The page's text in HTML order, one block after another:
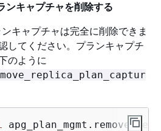
キャプチャを削除する
キャプチャは完全に削除できま
してください。プランキャプチ
のように